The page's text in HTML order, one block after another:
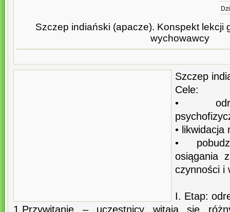
Szczep indiański (apacze). Konspekt lekcji
wychowawcy
Szczep
Cele:
•
• likwidacja
•
osiągania
czynności i
I. Etap:
1.Przywitanie – uczestnicy witają się